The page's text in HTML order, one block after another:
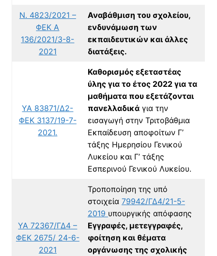
Ν. 4823/2021 –
ΦΕΚ A
136/2021/3-8-
2021
Αναβάθμιση του σχολείου,
ενδυνάμωση των
εκπαιδευτικών και άλλες
διατάξεις.
ΥΑ 83871/Δ2-
ΦΕΚ 3137/19-7-
2021.
Καθορισμός εξεταστέας
ύλης για το έτος 2022 για τα
μαθήματα που εξετάζονται
πανελλαδικάγια την
εισαγωγή στην Τριτοβάθμια
Εκπαίδευση αποφοίτων Γ’
τάξης Ημερησίου Γενικού
Λυκείου και Γ’ τάξης
Εσπερινού Γενικού Λυκείου.
YA 72367/ΓΔ4 –
ΦΕΚ 2675/ 24-6-
2021
Τροποποίηση της υπό
στοιχεία 79942/ΓΔ4/21-5-
2019 υπουργικής απόφασης
Εγγραφές, μετεγγραφές,
φοίτηση και θέματα
οργάνωσης της σχολικής